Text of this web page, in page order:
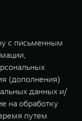
с письменным
(дополнения)
данных и/
на обработку
путем